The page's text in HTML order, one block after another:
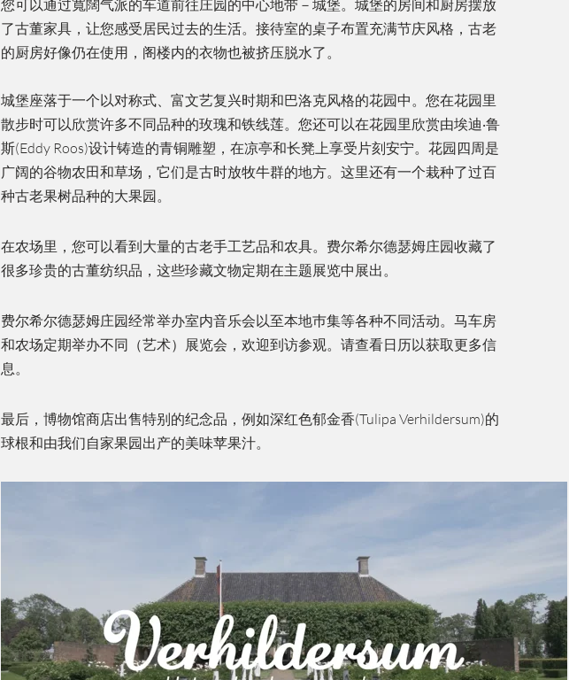
您可以通过寬闊气派的车道前往庄园的中心地带－城堡。城堡的房间和厨房摆放
了古董家具，让您感受居民过去的生活。接待室的桌子布置充满节庆风格，古老
的厨房好像仍在使用，阁楼内的衣物也被挤压脱水了。
城堡座落于一个以对称式、富文艺复兴时期和巴洛克风格的花园中。您在花园里
散步时可以欣赏许多不同品种的玫瑰和铁线莲。您还可以在花园里欣赏由埃迪‧鲁
斯(Eddy Roos)设计铸造的青铜雕塑，在凉亭和长凳上享受片刻安宁。花园四周是
广阔的谷物农田和草场，它们是古时放牧牛群的地方。这里还有一个栽种了过百
种古老果树品种的大果园。
在农场里，您可以看到大量的古老手工艺品和农具。费尔希尔德瑟姆庄园收藏了
很多珍贵的古董纺织品，这些珍藏文物定期在主题展览中展出。
费尔希尔德瑟姆庄园经常举办室内音乐会以至本地巿集等各种不同活动。马车房
和农场定期举办不同（艺术）展览会，欢迎到访参观。请查看日历以获取更多信
息。
最后，博物馆商店出售特别的纪念品，例如深红色郁金香(Tulipa Verhildersum)的
球根和由我们自家果园出产的美味苹果汁。